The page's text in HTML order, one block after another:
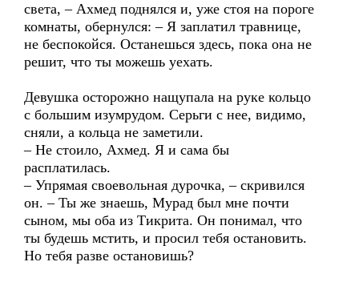
света, – Ахмед поднялся и, уже стоя на пороге
комнаты, обернулся: – Я заплатил травнице,
не беспокойся. Останешься здесь, пока она не
решит, что ты можешь уехать.
Девушка осторожно нащупала на руке кольцо
с большим изумрудом. Серьги с нее, видимо,
сняли, а кольца не заметили.
– Не стоило, Ахмед. Я и сама бы
расплатилась.
– Упрямая своевольная дурочка, – скривился
он. – Ты же знаешь, Мурад был мне почти
сыном, мы оба из Тикрита. Он понимал, что
ты будешь мстить, и просил тебя остановить.
Но тебя разве остановишь?